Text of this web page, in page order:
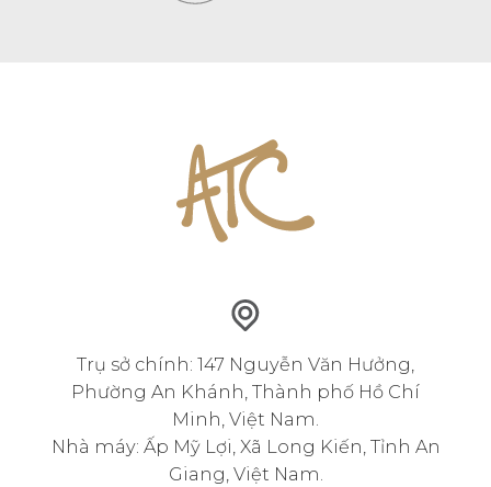
Trụ sở chính: 147 Nguyễn Văn Hưởng,
Phường An Khánh, Thành phố Hồ Chí
Minh, Việt Nam.
Nhà máy: Ấp Mỹ Lợi, Xã Long Kiến, Tỉnh An
Giang, Việt Nam.